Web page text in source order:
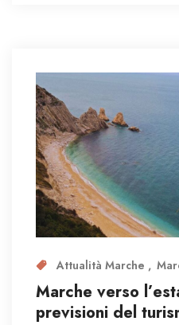
Attualità Marche
Marche verso
previsioni del